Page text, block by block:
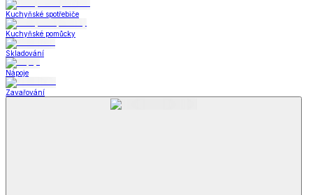
Kuchyňské spotřebiče
Kuchyňské pomůcky
Skladování
Nápoje
Zavařování